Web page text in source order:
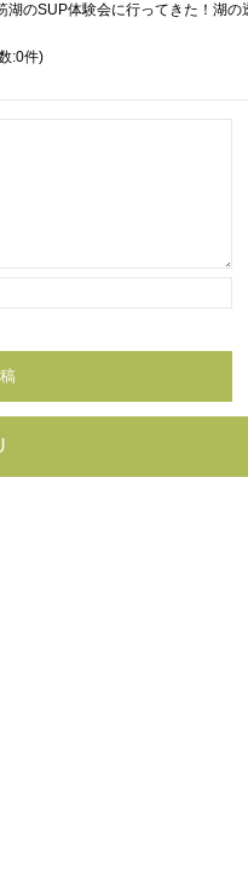
湖のSUP体験会に行ってきた！湖の
:0件)